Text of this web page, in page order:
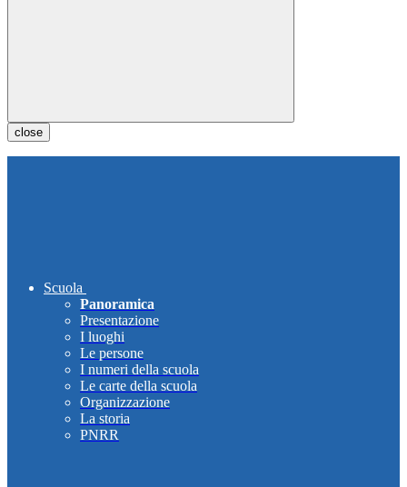
close
Scuola
Panoramica
Presentazione
I luoghi
Le persone
I numeri della scuola
Le carte della scuola
Organizzazione
La storia
PNRR